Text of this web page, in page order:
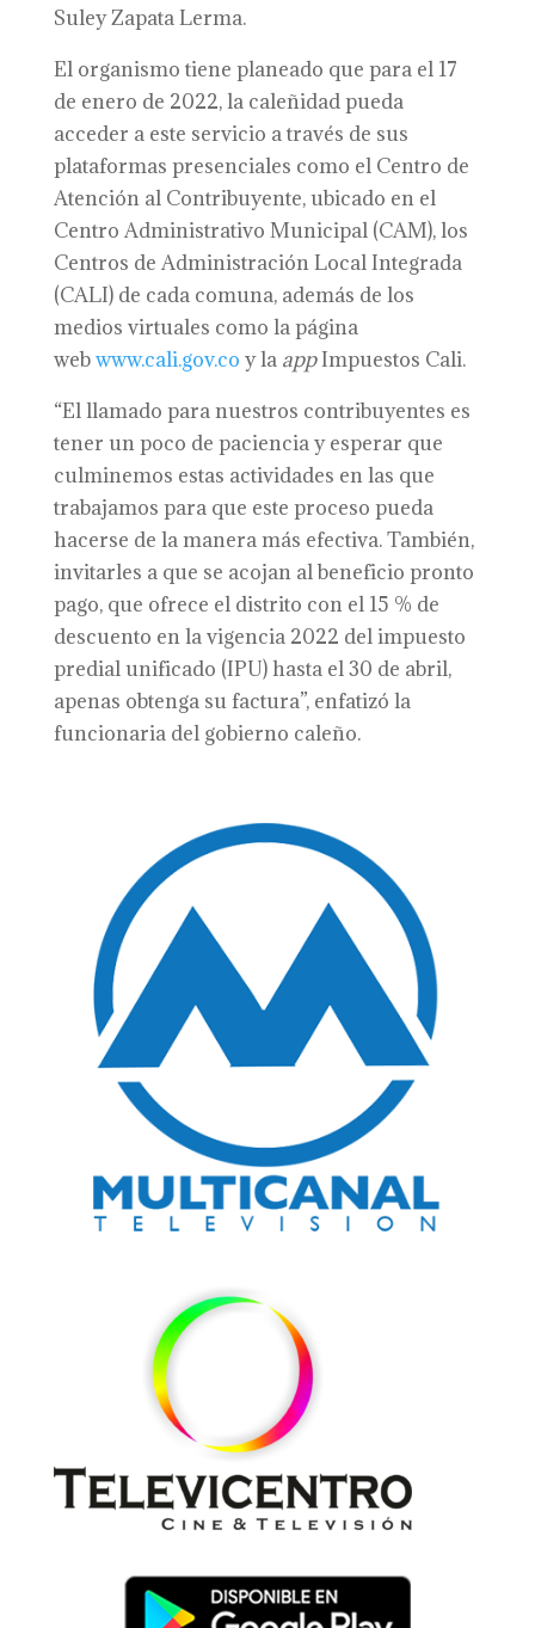
Suley Zapata Lerma.
El organismo tiene planeado que para el 17
de enero de 2022, la caleñidad pueda
acceder a este servicio a través de sus
plataformas presenciales como el Centro de
Atención al Contribuyente, ubicado en el
Centro Administrativo Municipal (CAM), los
Centros de Administración Local Integrada
(CALI) de cada comuna, además de los
medios virtuales como la página
webwww.cali.gov.co y la appImpuestos Cali.
“El llamado para nuestros contribuyentes es
tener un poco de paciencia y esperar que
culminemos estas actividades en las que
trabajamos para que este proceso pueda
hacerse de la manera más efectiva. También,
invitarles a que se acojan al beneficio pronto
pago, que ofrece el distrito con el 15 % de
descuento en la vigencia 2022 del impuesto
predial unificado (IPU) hasta el 30 de abril,
apenas obtenga su factura”, enfatizó la
funcionaria del gobierno caleño.